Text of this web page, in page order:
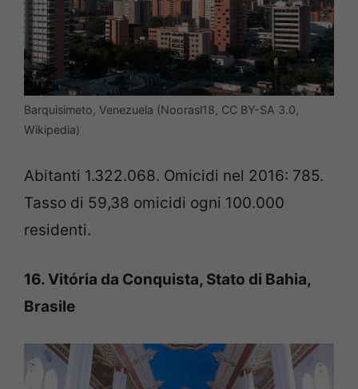
Barquisimeto, Venezuela (Noorasl18, CC BY-SA 3.0,
Wikipedia)
Abitanti 1.322.068. Omicidi nel 2016: 785.
Tasso di 59,38 omicidi ogni 100.000
residenti.
16. Vitória da Conquista, Stato di Bahia,
Brasile